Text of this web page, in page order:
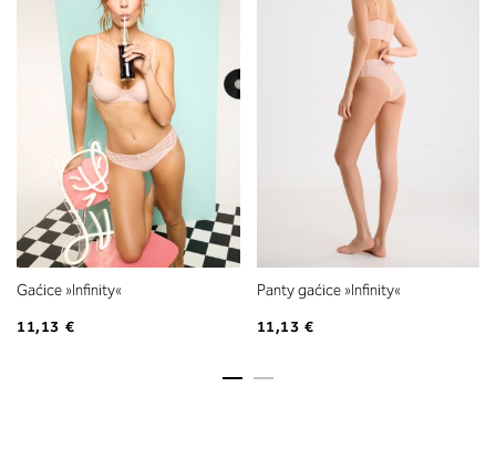
Gaćice »Infinity«
11,13 €
Panty gaćice »Infinity«
11,13 €
Izmerite prsni obseg. Šiviljski
položite čez hrbet v višini
izreza in čez prsi, v višini bradavic
vdolbine med prsmi. V razdelku 2.
boste prebrali, katera globina
ustreza vaši meri (A, B …) – iščite v
stolpcu, ki ste ga določili s
obsegom.